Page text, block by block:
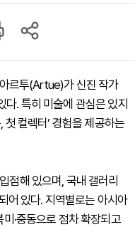
르투(Artue)가 신진 작가
. 특히 미술에 관심은 있지
첫 컬렉터’ 경험을 제공하는
점해 있으며, 국내 갤러리
어 있다. 지역별로는 아시아
·중동으로 점차 확장되고